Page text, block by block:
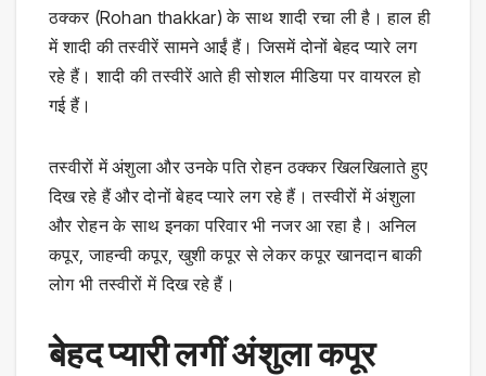
ठक्कर (Rohan thakkar) के साथ शादी रचा ली है। हाल ही
में शादी की तस्वीरें सामने आईं हैं। जिसमें दोनों बेहद प्यारे लग
रहे हैं। शादी की तस्वीरें आते ही सोशल मीडिया पर वायरल हो
गई हैं।
तस्वीरों में अंशुला और उनके पति रोहन ठक्कर खिलखिलाते हुए
दिख रहे हैं और दोनों बेहद प्यारे लग रहे हैं। तस्वीरों में अंशुला
और रोहन के साथ इनका परिवार भी नजर आ रहा है। अनिल
कपूर, जाहन्वी कपूर, खुशी कपूर से लेकर कपूर खानदान बाकी
लोग भी तस्वीरों में दिख रहे हैं।
बेहद प्यारी लगीं अंशुला कपूर